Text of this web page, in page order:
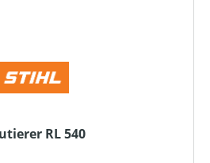
RL 540